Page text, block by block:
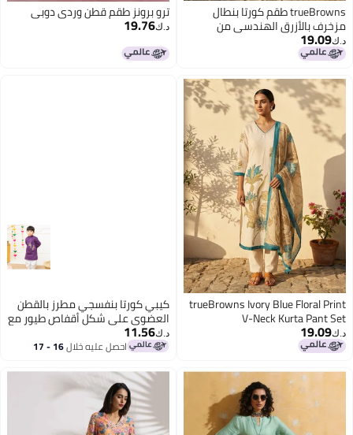
trueBrowns طقم كورتا بنطال
مزخرف بالأزرق الهندسي من
TrueBrowns
د.ك‏19.09
ترو برونز طقم قطن وردي دوبي
د.ك‏19.76
trueBrowns Ivory Blue Floral Print
V-Neck Kurta Pant Set
د.ك‏19.09
كيبي كورتا بنفسجي مطرز بالقطن
العضوي على شكل أقفاص طيور مع
بنطلون باتيالا
د.ك‏11.56
احصل عليه خلال 16 - 17
اغسطس